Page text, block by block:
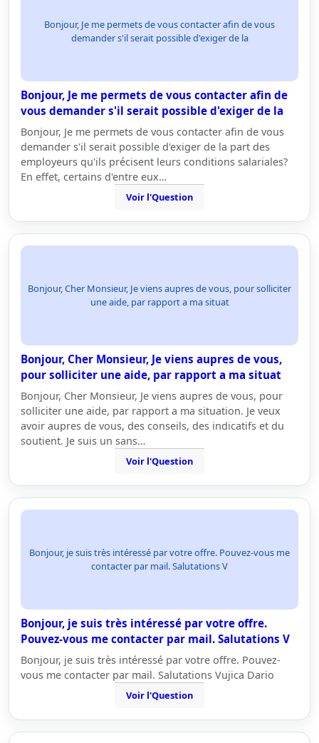
Bonjour, Je me permets de vous contacter afin de vous
demander s'il serait possible d'exiger de la
Bonjour, Je me permets de vous contacter afin de
vous demander s'il serait possible d'exiger de la
Bonjour, Je me permets de vous contacter afin de vous
demander s'il serait possible d'exiger de la part des
employeurs qu'ils précisent leurs conditions salariales?
En effet, certains d'entre eux…
Voir l'Question
Bonjour, Cher Monsieur, Je viens aupres de vous, pour solliciter
une aide, par rapport a ma situat
Bonjour, Cher Monsieur, Je viens aupres de vous,
pour solliciter une aide, par rapport a ma situat
Bonjour, Cher Monsieur, Je viens aupres de vous, pour
solliciter une aide, par rapport a ma situation. Je veux
avoir aupres de vous, des conseils, des indicatifs et du
soutient. Je suis un sans…
Voir l'Question
Bonjour, je suis très intéressé par votre offre. Pouvez-vous me
contacter par mail. Salutations V
Bonjour, je suis très intéressé par votre offre.
Pouvez-vous me contacter par mail. Salutations V
Bonjour, je suis très intéressé par votre offre. Pouvez-
vous me contacter par mail. Salutations Vujica Dario
Voir l'Question